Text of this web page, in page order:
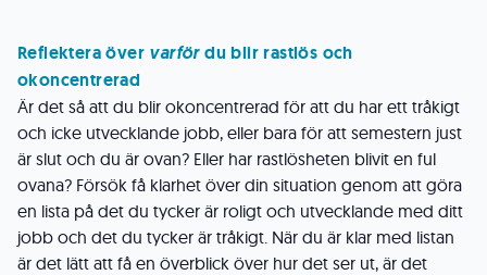
Reflektera över varfördu blir rastlös och
okoncentrerad
Är det så att du blir okoncentrerad för att du har ett tråkigt
och icke utvecklande jobb, eller bara för att semestern just
är slut och du är ovan? Eller har rastlösheten blivit en ful
ovana? Försök få klarhet över din situation genom att göra
en lista på det du tycker är roligt och utvecklande med ditt
jobb och det du tycker är tråkigt. När du är klar med listan
är det lätt att få en överblick över hur det ser ut, är det